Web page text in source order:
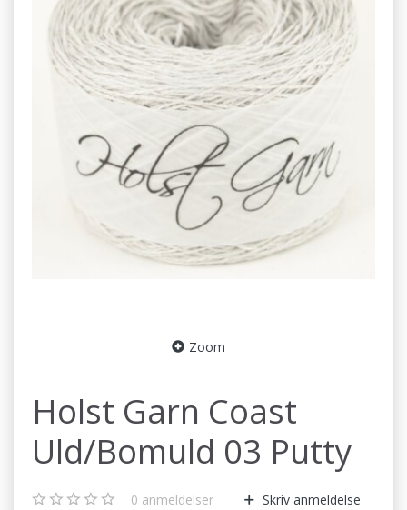
Zoom
Holst Garn Coast
Uld/Bomuld 03 Putty
0 anmeldelser
Skriv anmeldelse